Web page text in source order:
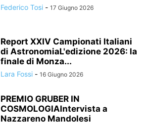
Federico Tosi - 17 Giugno 2026
Report XXIV Campionati Italiani
di AstronomiaL'edizione 2026: la
finale di Monza...
Lara Fossi - 16 Giugno 2026
PREMIO GRUBER IN
COSMOLOGIAIntervista a
Nazzareno Mandolesi